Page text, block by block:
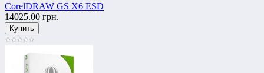
CorelDRAW GS X6 ESD
14025.00 грн.